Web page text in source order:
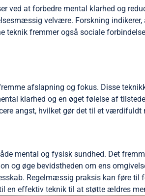
at forbedre mental klarhed og
velvære. Forskning
fremmer også sociale
afslapning og fokus. Disse
klarhed og en øget følelse af
angst, hvilket gør det til et værdifuldt
mental og fysisk sundhed. Det
og øge bevidstheden om ens
Regelmæssig praksis kan føre til
en effektiv teknik til at støtte ældres